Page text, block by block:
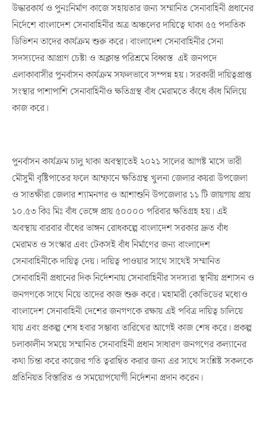
উদ্ধারকার্য ও পুনঃনির্মাণ কাজে সহায়তার জন্য সম্মানিত সেনাবাহিনী প্রধানের
নির্দেশে বাংলাদেশ সেনাবাহিনীর অত্র অঞ্চলের দায়িত্বে থাকা ৫৫ পদাতিক
ডিভিশন তাদের কার্যক্রম শুরু করে। বাংলাদেশ সেনাবাহিনীর সেনা
সদস্যদের আপ্রাণ চেষ্টা ও অক্লান্ত পরিশ্রমে বিধ্বস্ত এই জনপদে
এলাকাবাসীর পুনর্বাসন কার্যক্রম সফলভাবে সম্পন্ন হয়। সরকারী দায়িত্বপ্রাপ্ত
সংস্থার পাশাপাশি সেনাবাহিনীও ক্ষতিগ্রস্থ বাঁধ মেরামতে কাঁধে কাঁধ মিলিয়ে
কাজ করে।
পুনর্বাসন কার্যক্রম চালু থাকা অবস্থাতেই ২০২১ সালের আগষ্ট মাসে ভারী
মৌসুমী বৃষ্টিপাতের ফলে আম্ফানে ক্ষতিগ্রন্থ খুলনা জেলার কয়রা উপজেলা
ও সাতক্ষীরা জেলার শ্যামনগর ও আশাশুনি উপজেলার ১১ টি জায়গায় প্রায়
১০.৫৩ কিঃ মিঃ বাঁধ ভেঙ্গে প্রায় ৫০০০০ পরিবার ক্ষতিগ্রহ হয়। এই
অবস্থায় বারবার বাঁধের ভাঙ্গন রোধকল্পে বাংলাদেশ সরকার দ্রুত বাঁধ
মেরামত ও সংস্কার এবং টেকসই বাঁধ নির্মাণের জন্য বাংলাদেশ
সেনাবাহিনীকে দায়িত্ব দেয়। দায়িত্ব পাওয়ার সাথে সাথেই সম্মানিত
সেনাবাহিনী প্রধানের দিক নির্দেশনায় সেনাবাহিনীর সদস্যরা স্থানীয় প্রশাসন ও
জনগণকে সাথে নিয়ে তাদের কাজ শুরু করে। মহামারী কোভিডের মধ্যেও
বাংলাদেশ সেনাবাহিনী দেশের জনগণকে রক্ষায় এই পবিত্র দায়িত্ব চালিয়ে
যায় এবং প্রকল্প শেষ হবার সম্ভাব্য তারিখের আগেই কাজ শেষ করে। প্রকল্প
চলাকালীন সময়ে সম্মানিত সেনাবাহিনী প্রধান সাধারণ জনগণের কল্যানের
কথা চিন্তা করে কাজের গতি ত্বরান্বিত করার জন্য এর সাথে সংশ্লিষ্ট সকলকে
প্রতিনিয়ত বিস্তারিত ও সময়োপযোগী নির্দেশনা প্রদান করেন।